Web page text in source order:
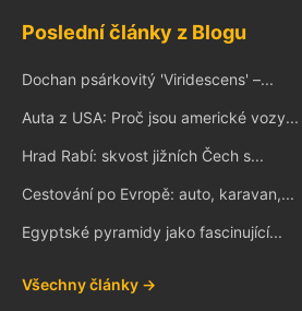
Poslední články z Blogu
Dochan psárkovitý 'Viridescens' –...
Auta z USA: Proč jsou americké vozy...
Hrad Rabí: skvost jižních Čech s...
Cestování po Evropě: auto, karavan,...
Egyptské pyramidy jako fascinující...
Všechny články →